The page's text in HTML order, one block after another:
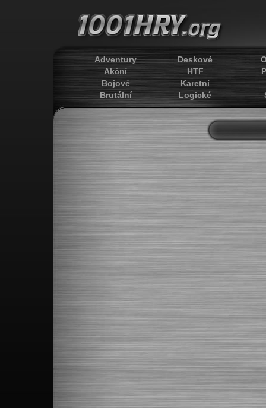
Adventury
Akční
Bojové
Brutální
Deskové
HTF
Karetní
Logické